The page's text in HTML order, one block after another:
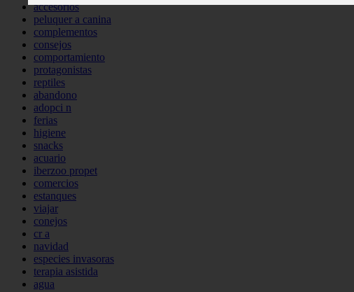
accesorios
peluquer a canina
complementos
consejos
comportamiento
protagonistas
reptiles
abandono
adopci n
ferias
higiene
snacks
acuario
iberzoo propet
comercios
estanques
viajar
conejos
cr a
navidad
especies invasoras
terapia asistida
agua